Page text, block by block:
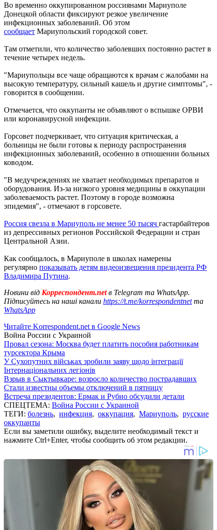
Во временно оккупированном россиянами Мариуполе
Донецкой области фиксируют резкое увеличение
инфекционных заболеваний. Об этом
сообщает Мариупольский городской совет.
Там отметили, что количество заболевших постоянно растет в
течение четырех недель.
"Мариупольцы все чаще обращаются к врачам с жалобами на
высокую температуру, сильный кашель и другие симптомы", -
говорится в сообщении.
Отмечается, что оккупанты не объявляют о вспышке ОРВИ
или коронавирусной инфекции.
Горсовет подчеркивает, что ситуация критическая, а
больницы не были готовы к периоду распространения
инфекционных заболеваний, особенно в отношении больных
ководом.
"В медучреждениях не хватает необходимых препаратов и
оборудования. Из-за низкого уровня медицины в оккупации
заболеваемость растет. Поэтому в городе возможна
эпидемия", - отмечают в горсовете.
Россия свезла в Мариуполь не менее 50 тысяч гастарбайтеров
из депрессивных регионов Российской Федерации и стран
Центральной Азии.
Как сообщалось, в Мариуполе в школах намерены
регулярно показывать детям видеоизвещения президента РФ
Владимира Путина.
Новини від Корреспондент.netв Telegram та WhatsApp.
Підписуйтесь на наші канали https://t.me/korrespondentnetта
WhatsApp
Читайте Korrespondent.net в Google News
Война России с Украиной
Провал сезона: Москва будет платить пособия работникам
турсектора Крыма
У Сухопутних військах зробили заяву щодо інтеграції
Інтернаціональних легіонів
Взрыв в Сыктывкаре: возросло количество пострадавших
Стали известны объемы отключений в пятницу
Встреча президентов: Ермак и Рубио обсудили детали
СПЕЦТЕМА: Война России с Украиной
ТЕГИ: болезнь, инфекция, оккупация, Мариуполь, русские
оккупанты
Если вы заметили ошибку, выделите необходимый текст и
нажмите Ctrl+Enter, чтобы сообщить об этом редакции.